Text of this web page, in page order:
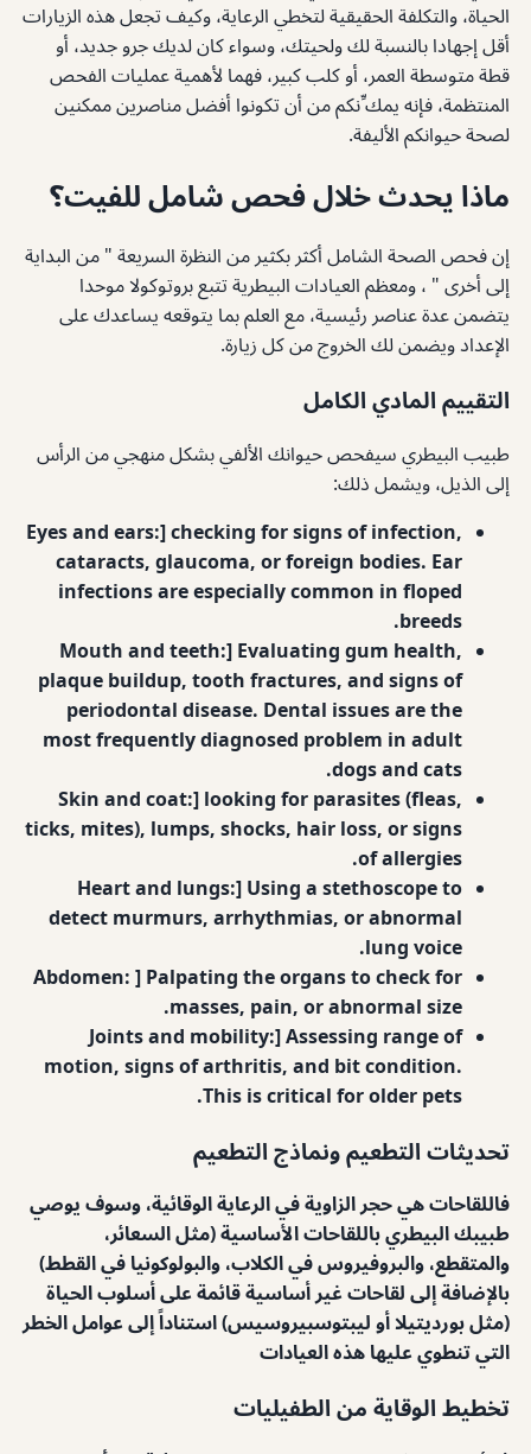
الحياة، والتكلفة الحقيقية لتخطي الرعاية، وكيف تجعل هذه الزيارات
أقل إجهادا بالنسبة لك ولحيتك، وسواء كان لديك جرو جديد، أو
قطة متوسطة العمر، أو كلب كبير، فهما لأهمية عمليات الفحص
المنتظمة، فإنه يمك ِّنكم من أن تكونوا أفضل مناصرين ممكنين
لصحة حيوانكم الأليفة.
ماذا يحدث خلال فحص شامل للفيت؟
إن فحص الصحة الشامل أكثر بكثير من النظرة السريعة " من البداية
إلى أخرى " ، ومعظم العيادات البيطرية تتبع بروتوكولا موحدا
يتضمن عدة عناصر رئيسية، مع العلم بما يتوقعه يساعدك على
الإعداد ويضمن لك الخروج من كل زيارة.
التقييم المادي الكامل
طبيب البيطري سيفحص حيوانك الألفي بشكل منهجي من الرأس
إلى الذيل، ويشمل ذلك:
Eyes and ears:] checking for signs of infection,
cataracts, glaucoma, or foreign bodies. Ear
infections are especially common in floped
breeds.
Mouth and teeth:] Evaluating gum health,
plaque buildup, tooth fractures, and signs of
periodontal disease. Dental issues are the
most frequently diagnosed problem in adult
dogs and cats.
Skin and coat:] looking for parasites (fleas,
ticks, mites), lumps, shocks, hair loss, or signs
of allergies.
Heart and lungs:] Using a stethoscope to
detect murmurs, arrhythmias, or abnormal
lung voice.
Abdomen: ] Palpating the organs to check for
masses, pain, or abnormal size.
Joints and mobility:] Assessing range of
motion, signs of arthritis, and bit condition.
This is critical for older pets.
تحديثات التطعيم ونماذج التطعيم
فاللقاحات هي حجر الزاوية في الرعاية الوقائية، وسوف يوصي
طبيبك البيطري باللقاحات الأساسية (مثل السعائر،
والمتقطع، والبروفيروس في الكلاب، والبولوكونيا في القطط)
بالإضافة إلى لقاحات غير أساسية قائمة على أسلوب الحياة
(مثل بورديتيلا أو ليبتوسبيروسيس) استناداً إلى عوامل الخطر
التي تنطوي عليها هذه العيادات
تخطيط الوقاية من الطفيليات